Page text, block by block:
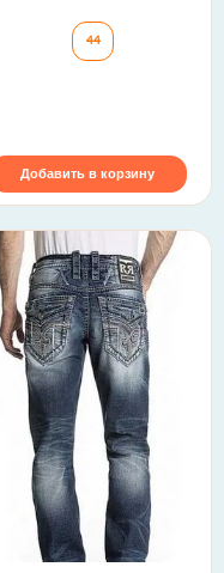
Rock Revival
Джинсы
44
Добавить в корзину